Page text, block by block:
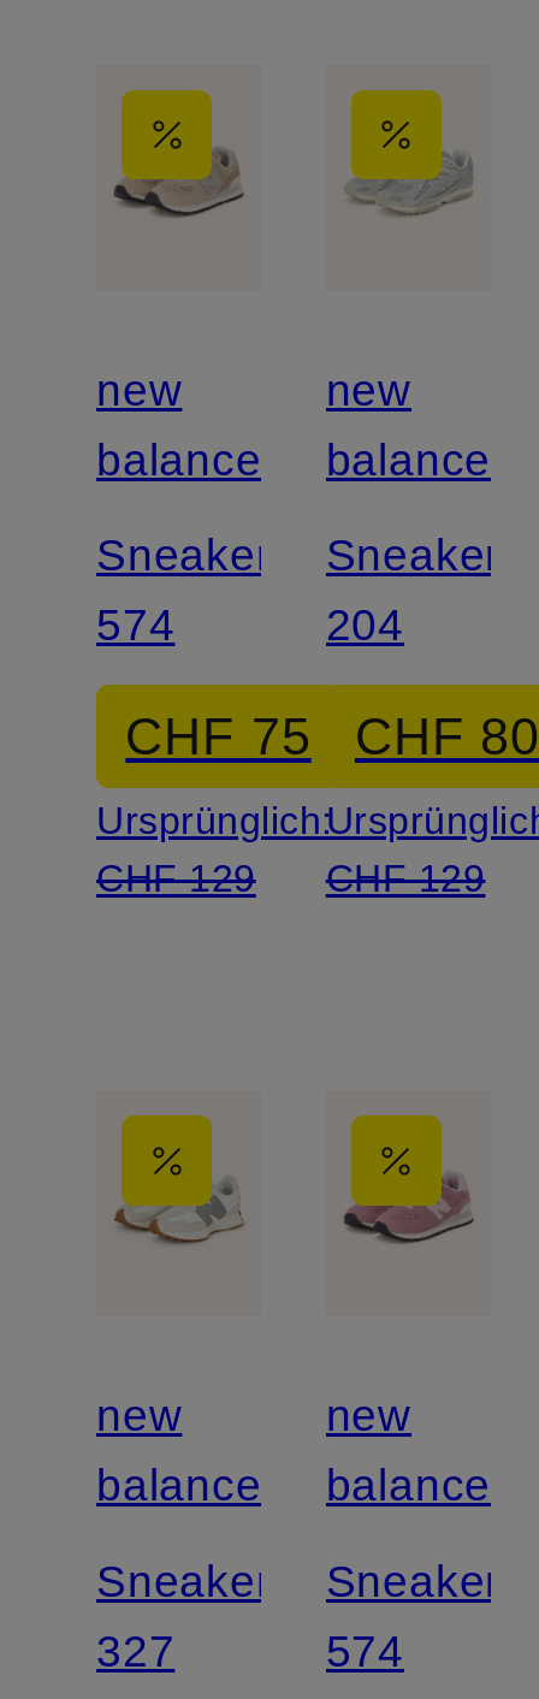
new
balance
Sneaker
574
CHF 75
Ursprünglich:
CHF 129
new
balance
Sneaker
204
CHF
CHF 129
new
balance
Sneaker
327
new
balance
Sneaker
574